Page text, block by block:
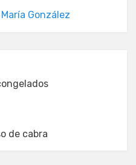
González
de cabra